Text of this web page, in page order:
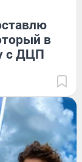
в
с ДЦП